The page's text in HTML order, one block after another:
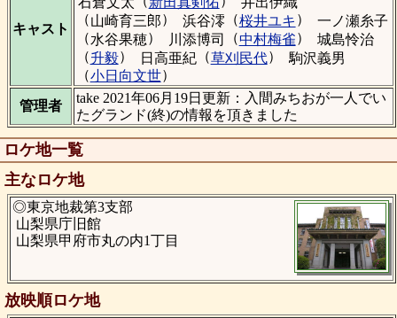
キャスト
（山崎育三郎） 浜谷澪 （桜井ユキ ）
一ノ瀬糸子
（水谷果穂） 川添博司 （中村梅雀）
城島怜治
（升毅） 日高亜紀 （草刈民代）
駒沢義男
（小日向文世）
管理者
take 2021年06月19日更新：入間みちおが一人でい
たグランド(終)の情報を頂きました
ロケ地一覧
主なロケ地
◎東京地裁第3支部
山梨県庁旧館
山梨県甲府市丸の内1丁目
放映順ロケ地